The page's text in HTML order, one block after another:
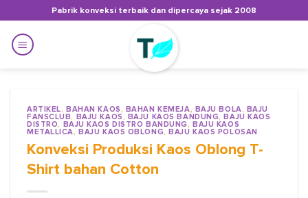
to
content
Pabrik konveksi terbaik dan dipercaya sejak 2008
ARTIKEL,BAHAN KAOS, BAHAN KEMEJA, BAJU BOLA, BAJU
FANSCLUB, BAJU KAOS, BAJU KAOS BANDUNG,BAJU KAOS
DISTRO, BAJU KAOS DISTRO BANDUNG,BAJU KAOS
METALLICA,BAJU KAOS OBLONG,BAJU KAOS POLOSAN
Konveksi Produksi Kaos Oblong T-
Shirt bahan Cotton